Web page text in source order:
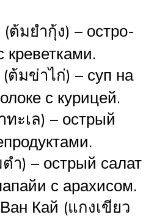
ต้มยำกุ้ง) – остро-
креветками.
ต้มข่าไก่) – суп на
с курицей.
ะเล) – острый
ำ) – острый салат
с арахисом.
Кай (แกงเขียว